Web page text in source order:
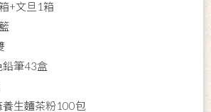
+文旦1箱
鉛筆43盒
養生麵茶粉100包